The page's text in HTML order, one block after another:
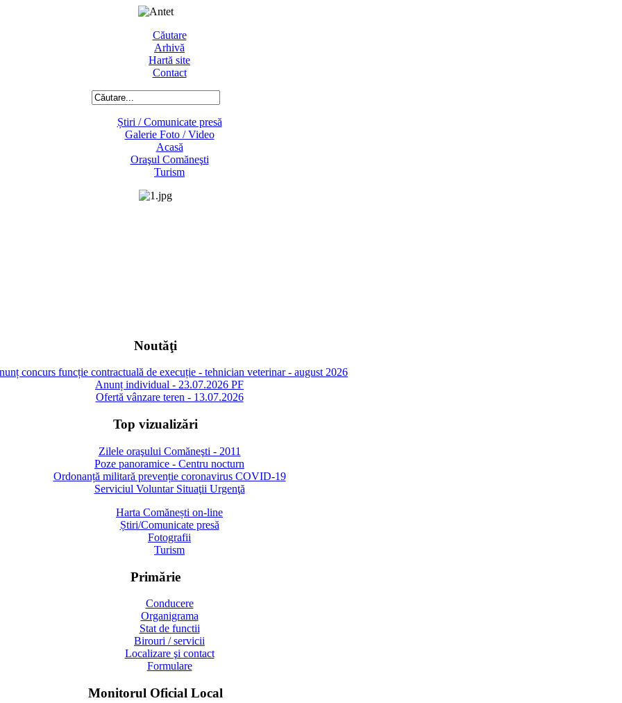
Căutare
Arhivă
Hartă site
Contact
Știri / Comunicate presă
Galerie Foto / Video
Acasă
Oraşul Comăneşti
Turism
Noutăţi
concurs funcție contractuală de execuție - tehnician veterinar - august 2026
Anunț individual - 23.07.2026 PF
Ofertă vânzare teren - 13.07.2026
Top vizualizări
Zilele oraşului Comăneşti - 2011
Poze panoramice - Centru nocturn
Ordonanță militară prevenție coronavirus COVID-19
Serviciul Voluntar Situaţii Urgenţă
Harta Comănești on-line
Știri/Comunicate presă
Fotografii
Turism
Primărie
Conducere
Organigrama
Stat de functii
Birouri / servicii
Localizare şi contact
Formulare
Monitorul Oficial Local